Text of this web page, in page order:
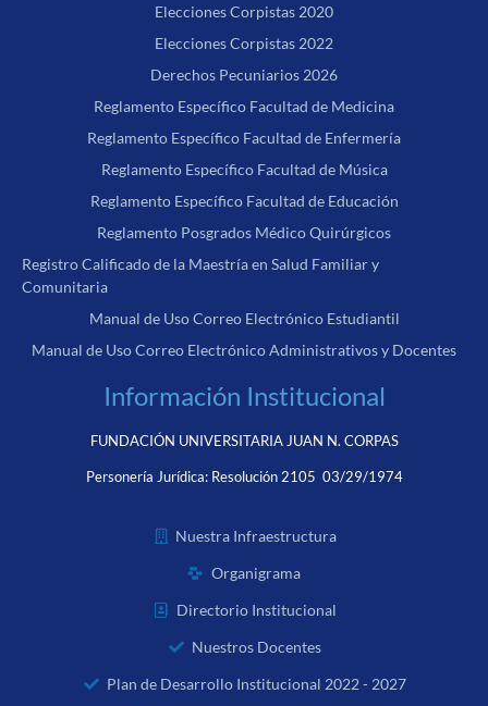
Elecciones Corpistas 2020
Elecciones Corpistas 2022
Derechos Pecuniarios 2026
Reglamento Específico Facultad de Medicina
Reglamento Específico Facultad de Enfermería
Reglamento Específico Facultad de Música
Reglamento Específico Facultad de Educación
Reglamento Posgrados Médico Quirúrgicos
Registro Calificado de la Maestría en Salud Familiar y
Comunitaria
Manual de Uso Correo Electrónico Estudiantil
Manual de Uso Correo Electrónico Administrativos y Docentes
Información Institucional
FUNDACIÓN UNIVERSITARIA JUAN N. CORPAS
Personería Jurídica: Resolución 2105 03/29/1974
Nuestra Infraestructura
Organigrama
Directorio Institucional
Nuestros Docentes
Plan de Desarrollo Institucional 2022 - 2027